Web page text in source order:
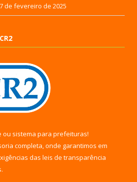
7 de fevereiro de 2025
ou sistema para prefeituras!
completa, onde garantimos em
das leis de transparência